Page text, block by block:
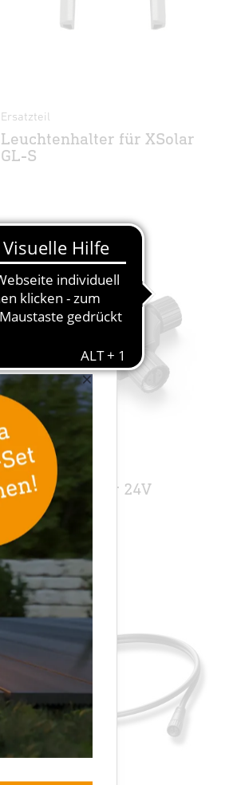
×
Ersatzteil
Leuchtenhalter für XSolar
GL-S
24V-Garten Zubehör
Kreuzverbinder 24V